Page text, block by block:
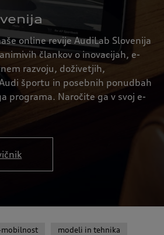
online revije AudiLab Slovenija
člankov o inovacijah, e-
razvoju, doživetjih,
športu in posebnih ponudbah
programa. Naročite ga v svoj e-
mobilnost modeli in tehnika